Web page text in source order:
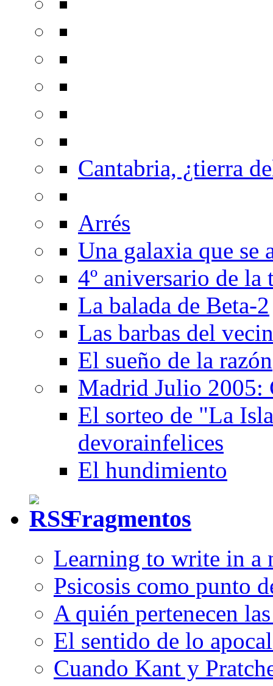
Cantabria, ¿tierra
Arrés
Una galaxia que se
4º aniversario de
La balada de Beta-2
Las barbas del
El sueño de la razón
Madrid Julio 2005:
El sorteo de "La
devorainfelices
El hundimiento
Fragmentos
Learning to write in a
Psicosis como punto
A quién pertenecen
El sentido de lo
Cuando Kant y